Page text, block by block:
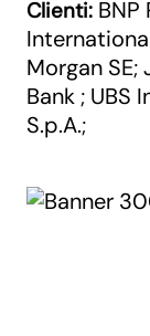
Clienti: BNP
Morgan SE;
Bank ; UBS
S.p.A.;